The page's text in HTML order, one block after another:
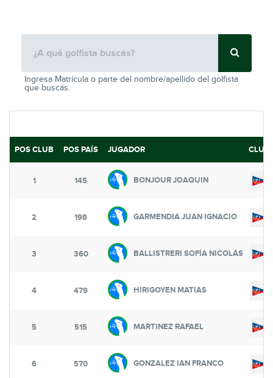
Ingresa Matrícula o parte del nombre/apellido del golfista
que buscás.
POS CLUB POS PAÍS JUGADOR CLUB
1 145 BONJOUR JOAQUIN
2 198 GARMENDIA JUAN IGNACIO
3 360 BALLISTRERI SOFÍA NICOLÁS
4 479 HIRIGOYEN MATIAS
5 515 MARTINEZ RAFAEL
6 570 GONZALEZ IAN FRANCO